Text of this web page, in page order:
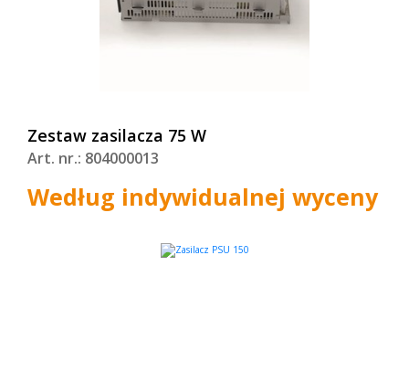
Zestaw zasilacza 75 W
Art. nr.: 804000013
Według indywidualnej wyceny